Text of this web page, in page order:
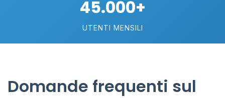
45.000+
UTENTI MENSILI
Domande frequenti sul